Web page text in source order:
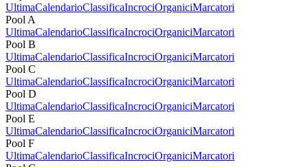
UltimaCalendarioClassificaIncrociOrganiciMarcatori
Pool A
UltimaCalendarioClassificaIncrociOrganiciMarcatori
Pool B
UltimaCalendarioClassificaIncrociOrganiciMarcatori
Pool C
UltimaCalendarioClassificaIncrociOrganiciMarcatori
Pool D
UltimaCalendarioClassificaIncrociOrganiciMarcatori
Pool E
UltimaCalendarioClassificaIncrociOrganiciMarcatori
Pool F
UltimaCalendarioClassificaIncrociOrganiciMarcatori